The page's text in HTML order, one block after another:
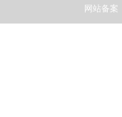
网站备案